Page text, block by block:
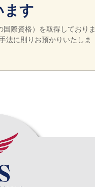
ます
際資格）を取得しておりま
法に則りお預かりいたしま